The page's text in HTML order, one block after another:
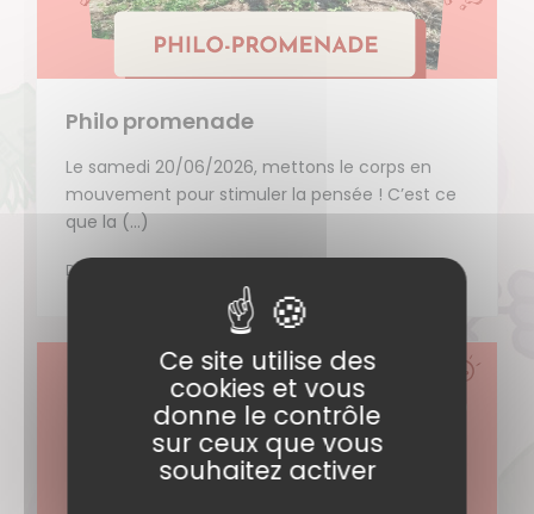
Philo promenade
Le samedi 20/06/2026, mettons le corps en
mouvement pour stimuler la pensée ! C’est ce
que la (…)
DÉCOUVRIR
Ce site utilise des
cookies et vous
donne le contrôle
sur ceux que vous
souhaitez activer